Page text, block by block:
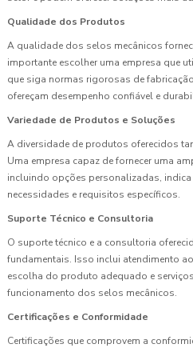
Qualidade dos Produtos
A qualidade dos selos mecânicos
importante escolher uma empresa que
que siga normas rigorosas de
ofereçam desempenho confiável e
Variedade de Produtos e Soluções
A diversidade de produtos oferecidos
Uma empresa capaz de fornecer uma
incluindo opções personalizadas,
necessidades e requisitos específicos.
Suporte Técnico e Consultoria
O suporte técnico e a consultoria
fundamentais. Isso inclui atendimento
escolha do produto adequado e
funcionamento dos selos mecânicos.
Certificações e Conformidade
Certificações que comprovem a